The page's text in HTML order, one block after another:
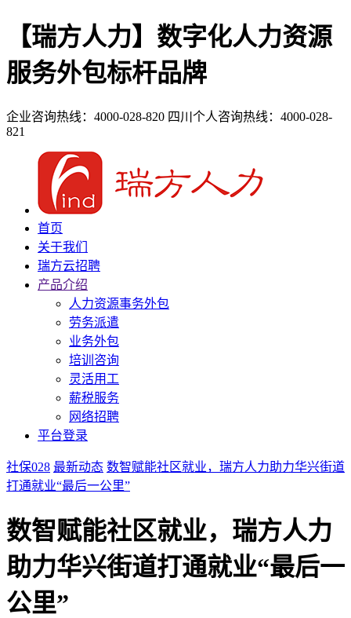
【瑞方人力】数字化人力资源
服务外包标杆品牌
企业咨询热线：4000-028-820 四川个人咨询热线：4000-028-
821
首页
关于我们
瑞方云招聘
产品介绍
人力资源事务外包
劳务派遣
业务外包
培训咨询
灵活用工
薪税服务
网络招聘
平台登录
社保028 最新动态 数智赋能社区就业，瑞方人力助力华兴街道
打通就业“最后一公里”
数智赋能社区就业，瑞方人力
助力华兴街道打通就业“最后一
公里”